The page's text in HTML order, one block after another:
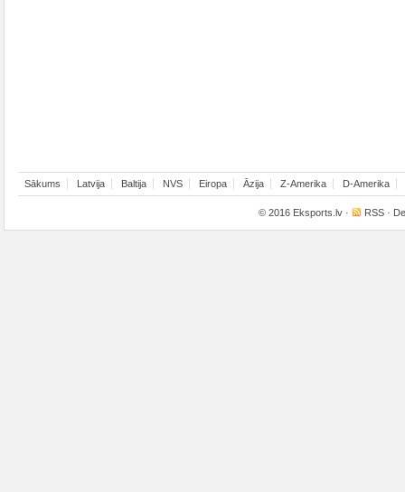
Sākums Latvija Baltija NVS Eiropa Āzija Z-Amerika D-Amerika
© 2016 Eksports.lv · RSS ·